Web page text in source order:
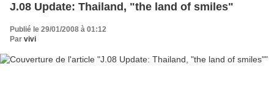
J.08 Update: Thailand, "the land of smiles"
Publié le 29/01/2008 à 01:12
Par vivi